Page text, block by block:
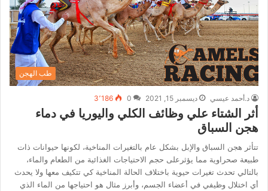
طب الهجن
د.أحمد عيسي ديسمبر 15, 2021 0 3٬186
أثر الشتاء علي وظائف الكلي واليوريا في دماء
هجن السباق
تتأثر هجن السباق والإبل بشكل عام بالتغيرات المناخية، لكونها حيوانات ذات
طبيعة صحراوية مما يؤثرعلى حجم الاحتياجات الغذائية من الطعام والماء،
بالتالي تحدث تغيرات حيوية باختلاف الحالة المناخية كي تتكيف معها ولا يحدث
أي اختلال وظيفي في أعضاء الجسم، وأبرز مثال هو احتياجها من الماء الذي